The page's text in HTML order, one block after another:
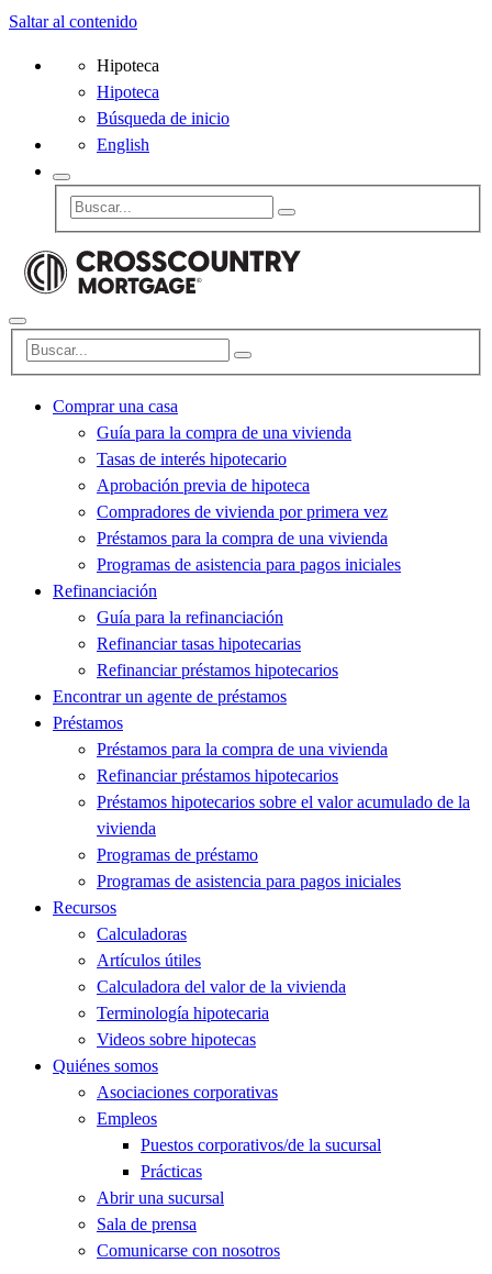
Saltar al contenido
Hipoteca
Hipoteca
Búsqueda de inicio
English
Comprar una casa
Guía para la compra de una vivienda
Tasas de interés hipotecario
Aprobación previa de hipoteca
Compradores de vivienda por primera vez
Préstamos para la compra de una vivienda
Programas de asistencia para pagos iniciales
Refinanciación
Guía para la refinanciación
Refinanciar tasas hipotecarias
Refinanciar préstamos hipotecarios
Encontrar un agente de préstamos
Préstamos
Préstamos para la compra de una vivienda
Refinanciar préstamos hipotecarios
Préstamos hipotecarios sobre el valor acumulado de la
vivienda
Programas de préstamo
Programas de asistencia para pagos iniciales
Recursos
Calculadoras
Artículos útiles
Calculadora del valor de la vivienda
Terminología hipotecaria
Videos sobre hipotecas
Quiénes somos
Asociaciones corporativas
Empleos
Puestos corporativos/de la sucursal
Prácticas
Abrir una sucursal
Sala de prensa
Comunicarse con nosotros